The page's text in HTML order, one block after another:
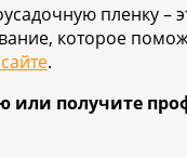
пленку –
которое
.
получите